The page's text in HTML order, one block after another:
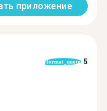
приложение
format_quote 5